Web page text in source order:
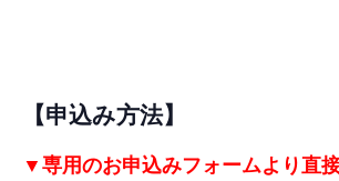
【申込み方法】
▼専用のお申込みフォームより直